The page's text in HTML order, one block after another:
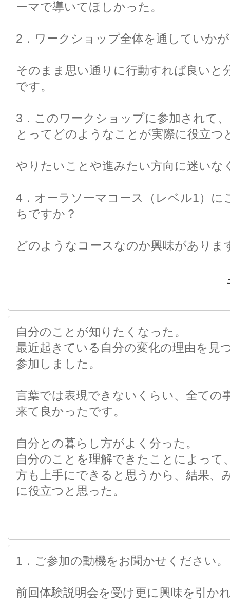
ーマで導いてほしかった。
2．ワークショップ全体を通していか
そのまま思い通りに行動すれば良いと
です。
3．このワークショップに参加されて
とってどのようなことが実際に役立つ
やりたいことや進みたい方向に迷いな
4．オーラソーマコース（レベル1）に
ちですか？
どのようなコースなのか興味がありま
自分のことが知りたくなった。
最近起きている自分の変化の理由を見
参加しました。
言葉では表現できないくらい、全ての
来て良かったです。
自分との暮らし方がよく分った。
自分のことを理解できたことによって
方も上手にできると思うから、結果、
に役立つと思った。
1．ご参加の動機をお聞かせください。
前回体験説明会を受け更に興味を引か